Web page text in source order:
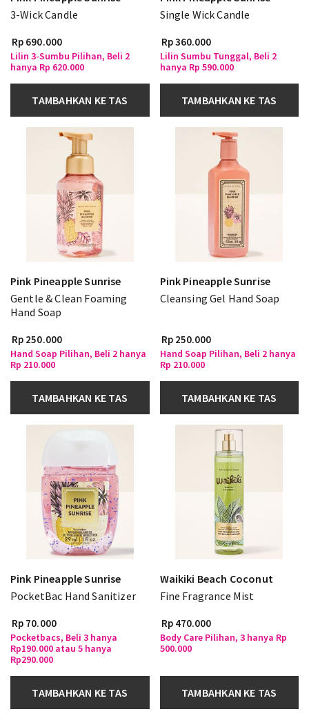
3-Wick Candle
Rp 690.000
Lilin 3-Sumbu Pilihan, Beli 2
hanya Rp 620.000
TAMBAHKAN KE TAS
Single Wick Candle
Rp 360.000
Lilin Sumbu Tunggal, Beli 2
hanya Rp 590.000
TAMBAHKAN KE TAS
Pink Pineapple Sunrise
Gentle & Clean Foaming
Hand Soap
Rp 250.000
Hand Soap Pilihan, Beli 2 hanya
Rp 210.000
TAMBAHKAN KE TAS
Pink Pineapple Sunrise
Cleansing Gel Hand Soap
Rp 250.000
Hand Soap Pilihan, Beli 2 hanya
Rp 210.000
TAMBAHKAN KE TAS
Pink Pineapple Sunrise
PocketBac Hand Sanitizer
Rp 70.000
Pocketbacs, Beli 3 hanya
Rp190.000 atau 5 hanya
Rp290.000
TAMBAHKAN KE TAS
Waikiki Beach Coconut
Fine Fragrance Mist
Rp 470.000
Body Care Pilihan, 3 hanya Rp
500.000
TAMBAHKAN KE TAS